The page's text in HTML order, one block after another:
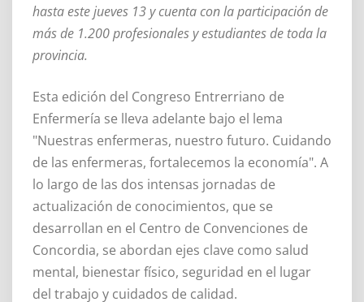
hasta este jueves 13 y cuenta con la participación de
más de 1.200 profesionales y estudiantes de toda la
provincia.
Esta edición del Congreso Entrerriano de
Enfermería se lleva adelante bajo el lema
"Nuestras enfermeras, nuestro futuro. Cuidando
de las enfermeras, fortalecemos la economía". A
lo largo de las dos intensas jornadas de
actualización de conocimientos, que se
desarrollan en el Centro de Convenciones de
Concordia, se abordan ejes clave como salud
mental, bienestar físico, seguridad en el lugar
del trabajo y cuidados de calidad.